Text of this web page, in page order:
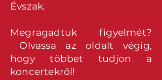
Évszak.
Megragadtuk figyelmét?
Olvassa az oldalt végig,
hogy többet tudjon a
koncertekről!